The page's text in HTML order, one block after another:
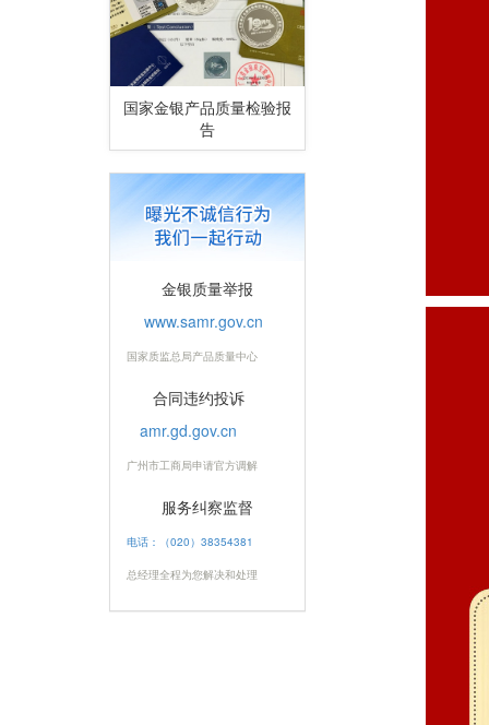
国家金银产品质量检验报
告
金银质量举报
www.samr.gov.cn
国家质监总局产品质量中心
合同违约投诉
amr.gd.gov.cn
广州市工商局申请官方调解
服务纠察监督
电话：（020）38354381
总经理全程为您解决和处理